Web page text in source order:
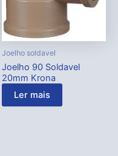
Joelho soldavel
Joelho 90 Soldavel
20mm Krona
Ler mais